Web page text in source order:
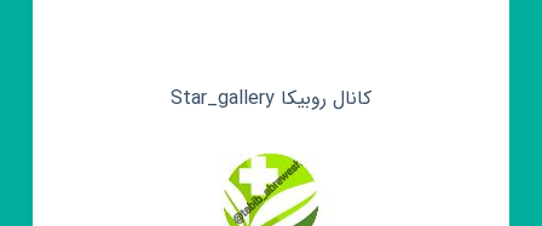
کانال روبیکا Star_gallery